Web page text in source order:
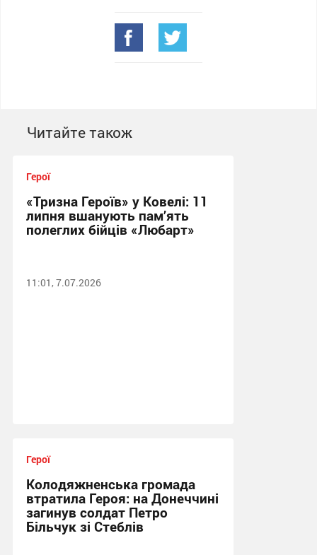
Читайте також
Герої
«Тризна Героїв» у Ковелі: 11
липня вшанують пам’ять
полеглих бійців «Любарт»
11:01, 7.07.2026
Герої
Колодяжненська громада
втратила Героя: на Донеччині
загинув солдат Петро
Більчук зі Стеблів